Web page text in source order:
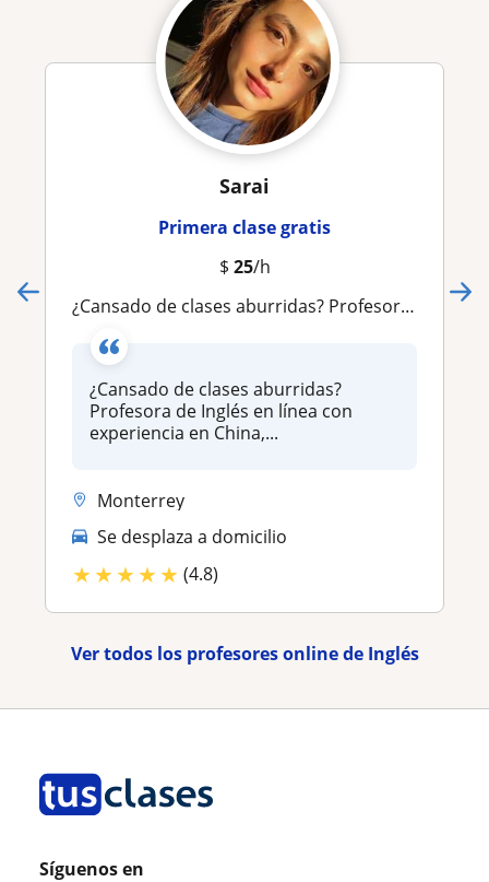
Sarai
Primera clase gratis
$ 25/h
¿Cansado de clases aburridas? Profesora de Inglés en línea con experiencia en China, Brasil, México e Irlanda
¿Cansado de clases aburridas?
Profesora de Inglés en línea con
experiencia en China,...
Monterrey
Se desplaza a domicilio
★★★★★ (4.8)
Ver todos los profesores online de Inglés
Síguenos en